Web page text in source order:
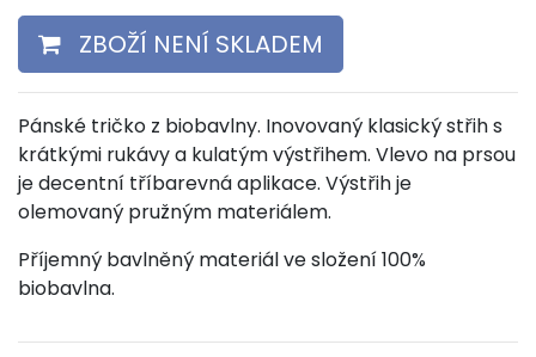
ZBOŽÍ NENÍ SKLADEM
Pánské tričko z biobavlny. Inovovaný klasický střih s
krátkými rukávy a kulatým výstřihem. Vlevo na prsou
je decentní tříbarevná aplikace. Výstřih je
olemovaný pružným materiálem.
Příjemný bavlněný materiál ve složení 100%
biobavlna.